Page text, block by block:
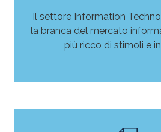
Il settore Information
la branca del mercato
più ricco di stimoli e
LEGGI DI PIÙ